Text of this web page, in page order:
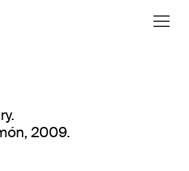
2009.